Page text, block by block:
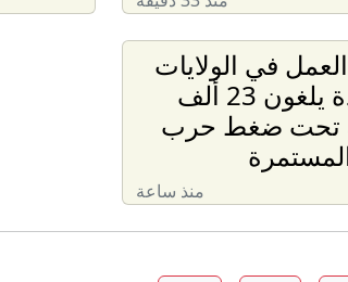
في الولايات
المتحدة يلغون 23 ألف
تحت ضغط حرب
منذ ساعة